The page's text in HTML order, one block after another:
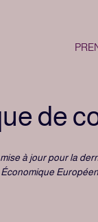
de
à jour pour la